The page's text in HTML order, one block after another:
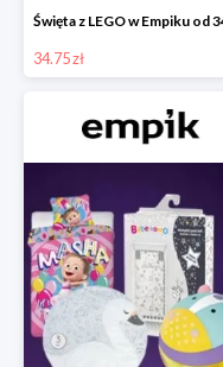
34.75 zł